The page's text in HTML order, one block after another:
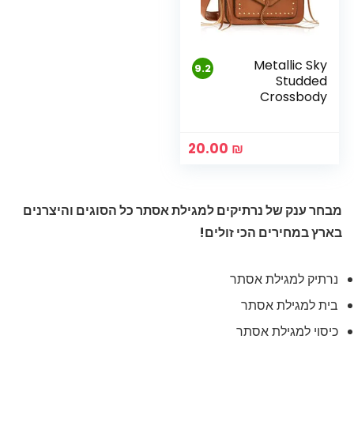
9.2
Metallic Sky
Studded
Crossbody
20.00 ₪
מבחר ענק של נרתיקים למגילת אסתר כל הסוגים והיצרנים
בארץ במחירים הכי זולים!
נרתיק למגילת אסתר
בית למגילת אסתר
כיסוי למגילת אסתר